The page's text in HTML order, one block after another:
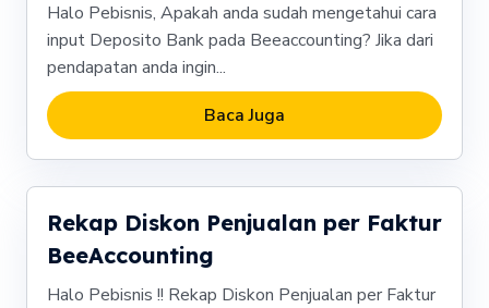
Halo Pebisnis, Apakah anda sudah mengetahui cara
input Deposito Bank pada Beeaccounting? Jika dari
pendapatan anda ingin...
Baca Juga
Rekap Diskon Penjualan per Faktur
BeeAccounting
Halo Pebisnis !! Rekap Diskon Penjualan per Faktur